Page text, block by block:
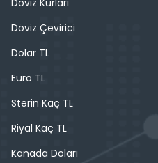
Döviz Kurları
Döviz Çevirici
Dolar TL
Euro TL
Sterin Kaç TL
Riyal Kaç TL
Kanada Doları